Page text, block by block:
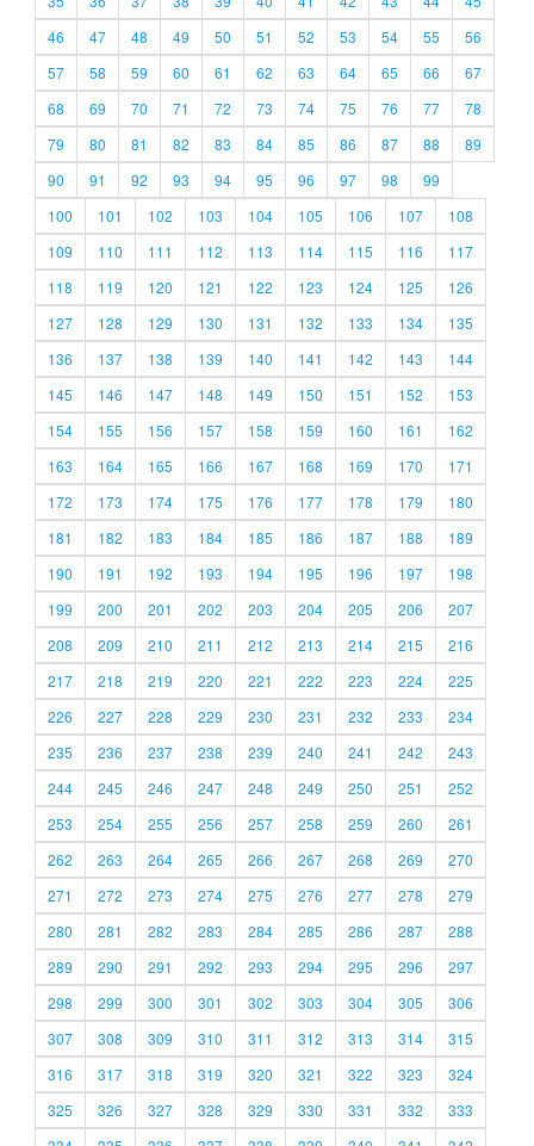
46
47 48 49 50 51 52 53 54 55
56
57
58 59 60 61 62 63 64 65 66
67
68
69 70 71 72 73 74 75 76 77
78
79
80 81 82 83 84 85 86 87 88
89
90
91 92 93 94 95 96 97 98
99
100
101 102 103 104 105 106 107
108
109
110 111 112 113 114 115 116
117
118
119 120 121 122 123 124 125
126
127
128 129 130 131 132 133 134
135
136
137 138 139 140 141 142 143
144
145
146 147 148 149 150 151 152
153
154
155 156 157 158 159 160 161
162
163
164 165 166 167 168 169 170
171
172
173 174 175 176 177 178 179
180
181
182 183 184 185 186 187 188
189
190
191 192 193 194 195 196 197
198
199
200 201 202 203 204 205 206
207
208
209 210 211 212 213 214 215
216
217
218 219 220 221 222 223 224
225
226
227 228 229 230 231 232 233
234
235
236 237 238 239 240 241 242
243
244
245 246 247 248 249 250 251
252
253
254 255 256 257 258 259 260
261
262
263 264 265 266 267 268 269
270
271
272 273 274 275 276 277 278
279
280
281 282 283 284 285 286 287
288
289
290 291 292 293 294 295 296
297
298
299 300 301 302 303 304 305
306
307
308 309 310 311 312 313 314
315
316
317 318 319 320 321 322 323
324
325
326 327 328 329 330 331 332
333